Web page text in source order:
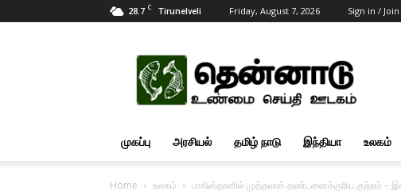
28.7 C Tirunelveli Friday, August 7, 2026 Sign in / Join
Tamil
News
Updates
முகப்பு அரசியல் தமிழ் நாடு இந்தியா உலகம்
Home உலகம் பாகிஸ்தானில் முத்தலாக் தண்டனைக்குரிய குற்றம் –